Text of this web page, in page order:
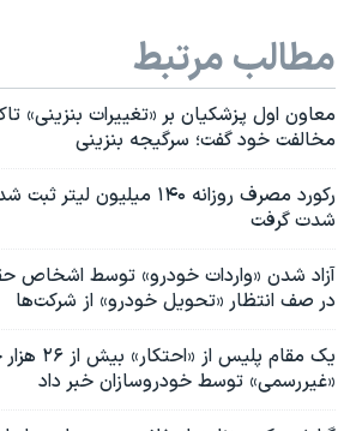
مطالب مرتبط
معاون اول پزشکیان بر «تغییرات بنزینی‌»
مخالفت خود گفت؛ سرگیجه بنزینی
رکورد مصرف روزانه ۱۴۰
شدت گرفت
آزاد شدن «واردات خودرو» توسط اشخاص
در صف انتظار «تحویل خودرو» از شرکت‌ها
یک مقام
«غیررسمی» توسط خودروسازان خبر داد